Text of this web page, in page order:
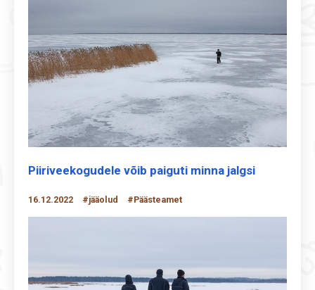
Piiriveekogudele võib paiguti minna jalgsi
16.12.2022 #jääolud #Päästeamet